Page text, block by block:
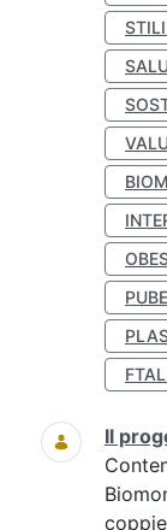
Il